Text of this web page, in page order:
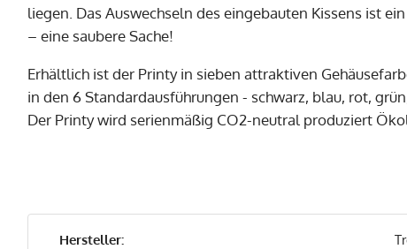
liegen. Das Auswechseln des eingebauten Kissens ist
– eine saubere Sache!
Erhältlich ist der Printy in sieben attraktiven
in den 6 Standardausführungen - schwarz, blau, rot,
Der Printy wird serienmäßig CO2-neutral produziert
Hersteller: